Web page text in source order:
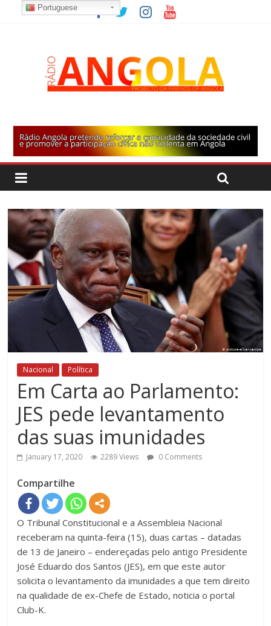
Nacional Política
Em Carta ao Parlamento:
JES pede levantamento
das suas imunidades
January 17, 2020 2289 Views 0 Comments
Compartilhe
O Tribunal Constitucional e a Assembleia Nacional
receberam na quinta-feira (15), duas cartas – datadas
de 13 de Janeiro – endereçadas pelo antigo Presidente
José Eduardo dos Santos (JES), em que este autor
solicita o levantamento da imunidades a que tem direito
na qualidade de ex-Chefe de Estado, noticia o portal
Club-K.
Portuguese